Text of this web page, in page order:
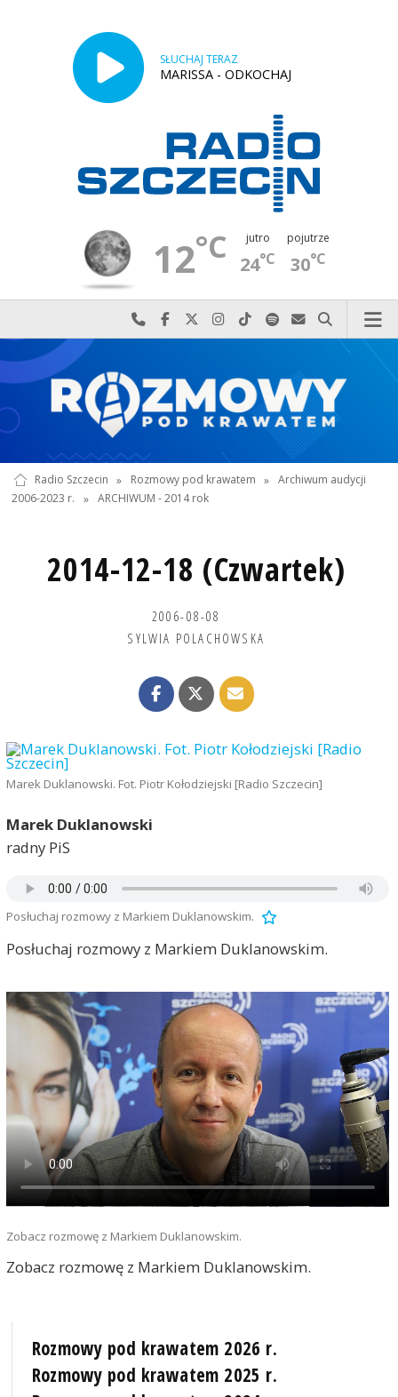
SŁUCHAJ TERAZ
MARISSA - ODKOCHAJ
12°C jutro
24°C
pojutrze
30°C
Najlepiej po prostu do nas zadzwoń
Odwiedź nas na Facebook-u
Odwiedź nas na X
Odwiedź nas na Instagram-ie
Odwiedź nas na TikTok-u
Szukaj nas na Spotify
Wyślij do nas
Szukaj
Radio Szczecin » Rozmowy pod krawatem » Archiwum audycji
2006-2023 r.
» ARCHIWUM - 2014 rok
2014-12-18 (Czwartek)
2006-08-08
SYLWIA POLACHOWSKA
Marek Duklanowski. Fot. Piotr Kołodziejski [Radio Szczecin]
Marek Duklanowski
radny PiS
Posłuchaj rozmowy z Markiem Duklanowskim.
Posłuchaj rozmowy z Markiem Duklanowskim.
Zobacz rozmowę z Markiem Duklanowskim.
Zobacz rozmowę z Markiem Duklanowskim.
Rozmowy pod krawatem 2026 r.
Rozmowy pod krawatem 2025 r.